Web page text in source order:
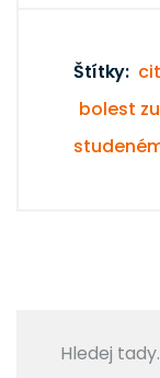
Štítky:
bolest